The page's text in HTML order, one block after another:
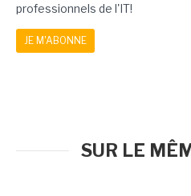
professionnels de l'IT!
JE M'ABONNE
SUR LE